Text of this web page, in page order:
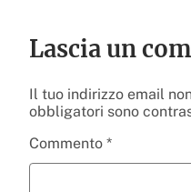
Lascia un
Il tuo indirizzo email
obbligatori sono
Commento *